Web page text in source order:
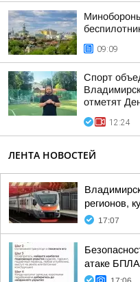
09:09
Спорт
отметят
12:24
ЛЕНТА НОВОСТЕЙ
регионов,
17:07
атаке БПЛА